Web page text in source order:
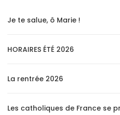
Je te salue, ô Marie !
HORAIRES ÉTÉ 2026
La rentrée 2026
Les catholiques de France se